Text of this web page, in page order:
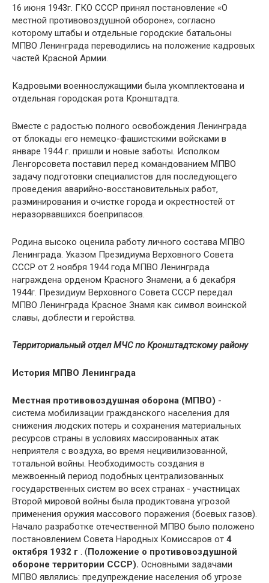
16 июня 1943г. ГКО СССР принял постановление «О
местной противовоздушной обороне», согласно
которому штабы и отдельные городские батальоны
МПВО Ленинграда переводились на положение кадровых
частей Красной Армии.
Кадровыми военнослужащими была укомплектована и
отдельная городская рота Кронштадта.
Вместе с радостью полного освобождения Ленинграда
от блокады его немецко-фашистскими войсками в
январе 1944 г. пришли и новые заботы. Исполком
Ленгорсовета поставил перед командованием МПВО
задачу подготовки специалистов для последующего
проведения аварийно-восстановительных работ,
разминирования и очистке города и окрестностей от
неразорвавшихся боеприпасов.
Родина высоко оценила работу личного состава МПВО
Ленинграда. Указом Президиума Верховного Совета
СССР от 2 ноября 1944 года МПВО Ленинграда
награждена орденом Красного Знамени, а 6 декабря
1944г. Президиум Верховного Совета СССР передал
МПВО Ленинграда Красное Знамя как символ воинской
славы, доблести и геройства.
Территориальный отдел МЧС по Кронштадтскому району
История МПВО Ленинграда
Местная противовоздушная оборона (МПВО) -
система мобилизации гражданского населения для
снижения людских потерь и сохранения материальных
ресурсов страны в условиях массированных атак
неприятеля с воздуха, во время нецивилизованной,
тотальной войны. Необходимость создания в
межвоенный период подобных централизованных
государственных систем во всех странах - участницах
Второй мировой войны была продиктована угрозой
применения оружия массового поражения (боевых газов).
Начало разработке отечественной МПВО было положено
постановлением Совета Народных Комиссаров от 4
октября 1932 г . (Положение о противовоздушной
обороне территории СССР). Основными задачами
МПВО являлись: предупреждение населения об угрозе